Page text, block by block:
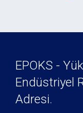
EPOKS -
Endüstriyel
Adresi.